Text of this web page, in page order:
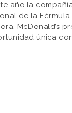
año la
de la Fórmula
McDonald’s
única